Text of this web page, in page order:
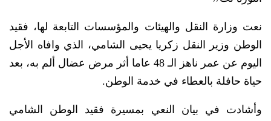
نعت وزارة النقل والهيئات والمؤسسات التابعة لها، فقيد
الوطن وزير النقل زكريا يحيى الشامي، الذي وافاه الأجل
اليوم عن عمر ناهز الـ 48 عاما أثر مرض عضال ألم به، بعد
حياة حافلة بالعطاء في خدمة الوطن.
وأشادت في بيان النعي بمسيرة فقيد الوطن الشامي